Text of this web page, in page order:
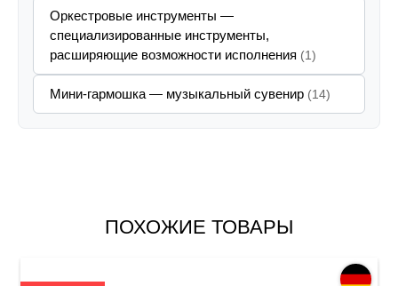
Оркестровые инструменты —
специализированные инструменты,
расширяющие возможности исполнения (1)
Мини-гармошка — музыкальный сувенир (14)
ПОХОЖИЕ ТОВАРЫ